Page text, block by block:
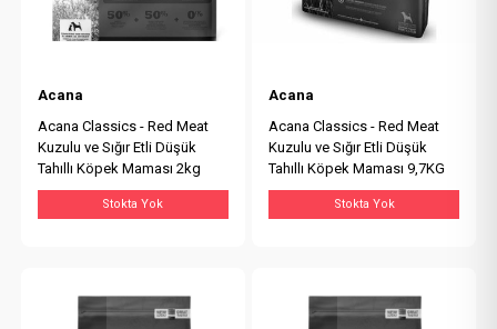
Acana
Acana Classics - Red Meat
Kuzulu ve Sığır Etli Düşük
Tahıllı Köpek Maması 2kg
Stokta Yok
Acana
Acana Classics - Red Meat
Kuzulu ve Sığır Etli Düşük
Tahıllı Köpek Maması 9,7KG
Stokta Yok